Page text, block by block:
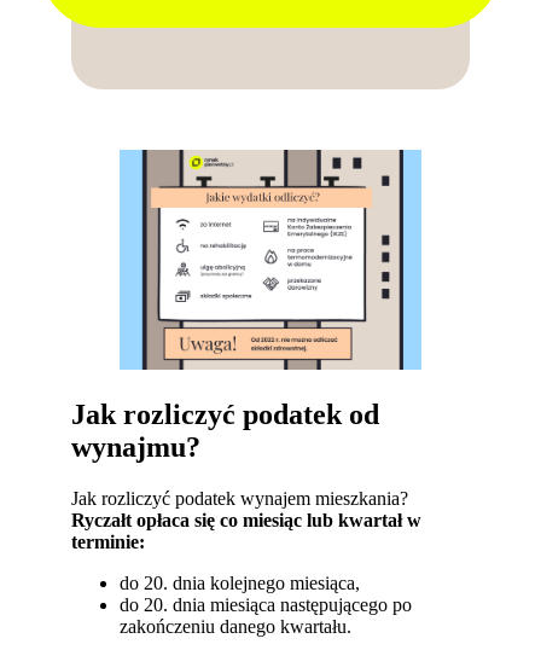
Jak rozliczyć podatek od
wynajmu?
Jak rozliczyć podatek wynajem mieszkania?
Ryczałt opłaca się co miesiąc lub kwartał w
terminie:
do 20. dnia kolejnego miesiąca,
do 20. dnia miesiąca następującego po
zakończeniu danego kwartału.